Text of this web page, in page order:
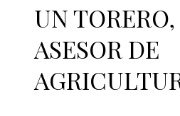
UN TORERO,
ASESOR DE